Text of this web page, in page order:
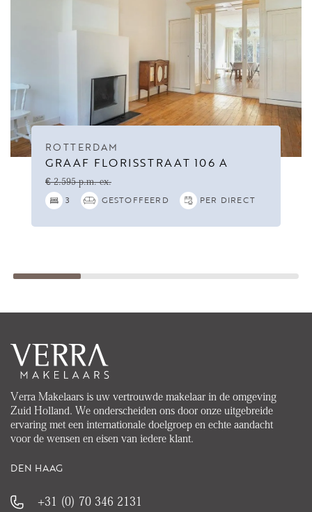
ROTTERDAM
GRAAF FLORISSTRAAT 106 A
€ 2.595 p.m. ex.
3 GESTOFFEERD PER DIRECT
Verra Makelaars is uw vertrouwde makelaar in de omgeving
Zuid Holland. We onderscheiden ons door onze uitgebreide
ervaring met een internationale doelgroep en echte aandacht
voor de wensen en eisen van iedere klant.
DEN HAAG
+31 (0) 70 346 2131